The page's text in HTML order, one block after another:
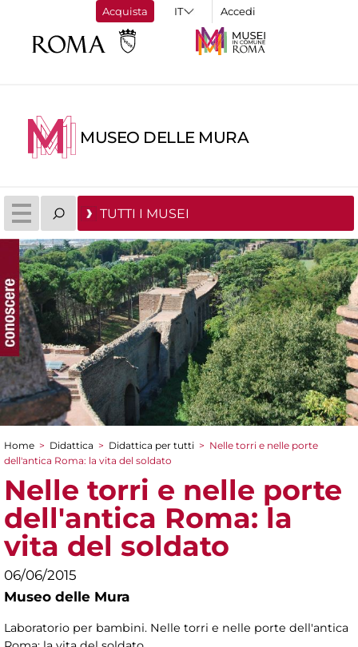
Acquista Accedi
MUSEO DELLE MURA
TUTTI I MUSEI
Tu sei qui
Home > Didattica > Didattica per tutti > Nelle torri e nelle porte
dell'antica Roma: la vita del soldato
Nelle torri e nelle porte
dell'antica Roma: la
vita del soldato
06/06/2015
Museo delle Mura
Laboratorio per bambini. Nelle torri e nelle porte dell'antica